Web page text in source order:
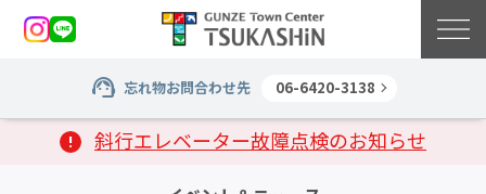
斜行エレベーター故障点検のお知らせ
忘れ物お問合わせ先 06-6420-3138